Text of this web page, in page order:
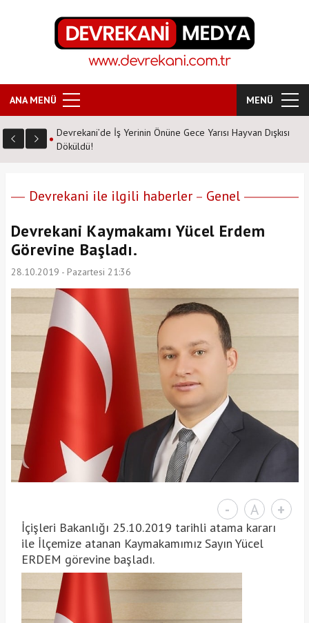
ANA MENÜ MENÜ
Devrekani’de İş Yerinin Önüne Gece Yarısı Hayvan Dışkısı
Döküldü!
Devrekani ile ilgili haberler Genel
Devrekani Kaymakamı Yücel Erdem
Görevine Başladı.
28.10.2019 - Pazartesi 21:36
- A +
İçişleri Bakanlığı 25.10.2019 tarihli atama kararı
ile İlçemize atanan Kaymakamımız Sayın Yücel
ERDEM görevine başladı.